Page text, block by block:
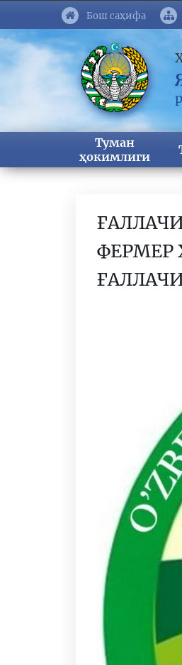
Бош саҳифа
Туман
ҳокимлиги
ФЕРМЕР